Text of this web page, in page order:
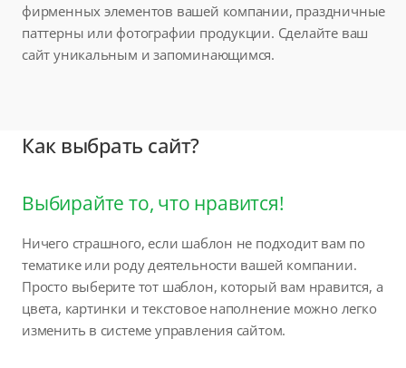
фирменных элементов вашей компании, праздничные
паттерны или фотографии продукции. Сделайте ваш
сайт уникальным и запоминающимся.
Как выбрать сайт?
Выбирайте то, что нравится!
Ничего страшного, если шаблон не подходит вам по
тематике или роду деятельности вашей компании.
Просто выберите тот шаблон, который вам нравится, а
цвета, картинки и текстовое наполнение можно легко
изменить в системе управления сайтом.